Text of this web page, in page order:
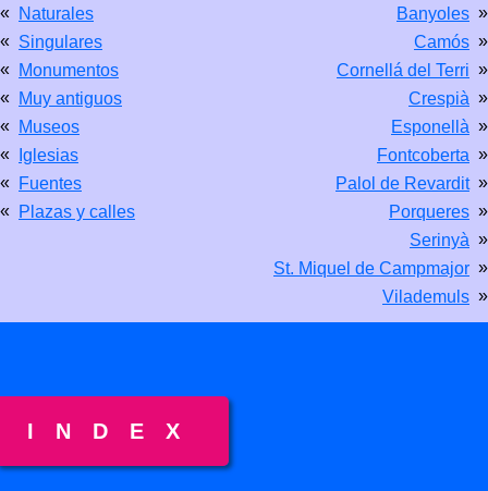
Banyoles »
Camós »
Cornellá del Terri »
Crespià »
Esponellà »
Fontcoberta »
Palol de Revardit »
Porqueres »
Serinyà »
St. Miquel de Campmajor »
Vilademuls »
« Naturales
« Singulares
« Monumentos
« Muy antiguos
« Museos
«
Iglesias
« Fuentes
« Plazas y calles
INDEX